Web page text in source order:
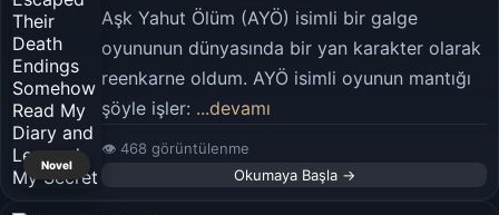
Novel
Aşk Yahut Ölüm (AYÖ) isimli bir galge
oyununun dünyasında bir yan karakter olarak
reenkarne oldum. AYÖ isimli oyunun mantığı
şöyle işler: ...devamı
👁 468 görüntülenme
Okumaya Başla →